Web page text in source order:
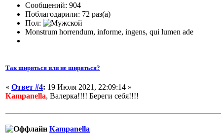
Сообщений: 904
Поблагодарили: 72 раз(а)
Пол:
Monstrum horrendum, informe, ingens, qui lumen ade
Так ширяться или не ширяться?
« Ответ #4: 19 Июля 2021, 22:09:14 »
Кampanella, Валерка!!!! Береги себя!!!!
Кampanella